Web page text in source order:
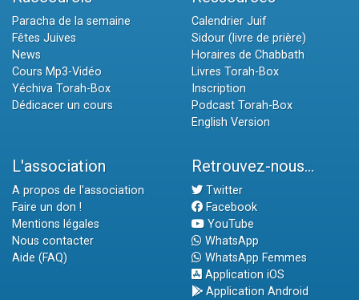
Paracha de la semaine
Fêtes Juives
News
Cours Mp3-Vidéo
Yéchiva Torah-Box
Dédicacer un cours
Calendrier Juif
Sidour (livre de prière)
Horaires de Chabbath
Livres Torah-Box
Inscription
Podcast Torah-Box
English Version
L'association
A propos de l'association
Faire un don !
Mentions légales
Nous contacter
Aide (FAQ)
Retrouvez-nous...
Twitter
Facebook
YouTube
WhatsApp
WhatsApp Femmes
Application iOS
Application Android